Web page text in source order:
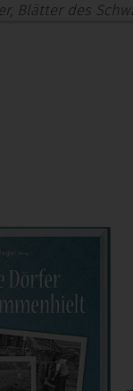
Blätter des